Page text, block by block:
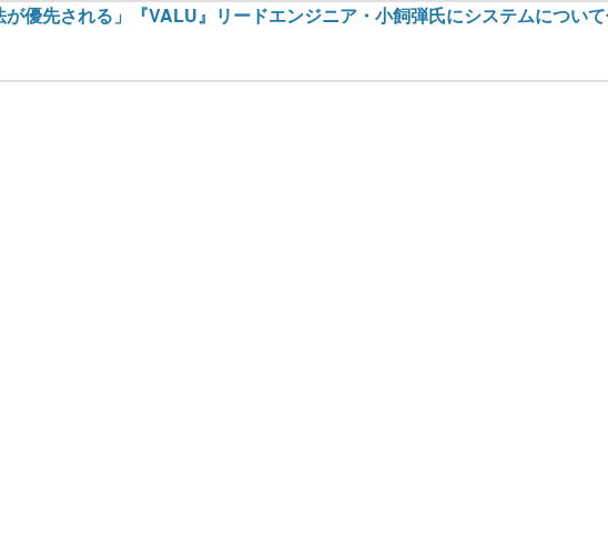
が優先される」『VALU』リードエンジニア・小飼弾氏にシステムについ